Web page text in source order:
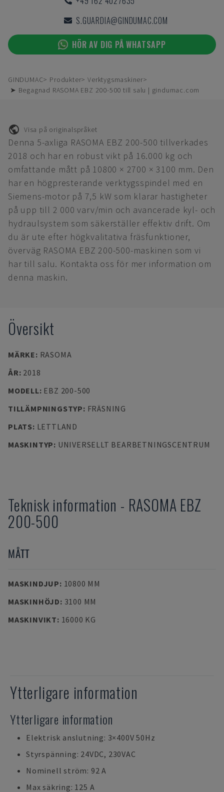
S.GUARDIA@GINDUMAC.COM
HÖR AV DIG PÅ WHATSAPP
GINDUMAC Produkter
Verktygsmaskiner
➤ Begagnad RASOMA EBZ 200-500 till salu | gindumac.com
Visa på originalspråket
Denna 5-axliga RASOMA EBZ 200-500 tillverkades
2018 och har en robust vikt på 16.000 kg och
omfattande mått på 10800 × 2700 × 3100 mm. Den
har en högpresterande verktygsspindel med en
Siemens-motor på 7,5 kW som klarar hastigheter
på upp till 2 000 varv/min och avancerade kyl- och
hydraulsystem som säkerställer effektiv drift. Om
du är ute efter högkvalitativa fräsfunktioner,
överväg RASOMA EBZ 200-500-maskinen som vi
har till salu. Kontakta oss för mer information om
denna maskin.
Översikt
MÄRKE: RASOMA
ÅR: 2018
MODELL: EBZ 200-500
TILLÄMPNINGSTYP: FRÄSNING
PLATS: LETTLAND
MASKINTYP: UNIVERSELLT BEARBETNINGSCENTRUM
Teknisk information - RASOMA EBZ
200-500
MÅTT
MASKINDJUP: 10800 MM
MASKINHÖJD: 3100 MM
MASKINVIKT: 16000 KG
Ytterligare information
Ytterligare information
Elektrisk anslutning: 3×400V 50Hz
Styrspänning: 24VDC, 230VAC
Nominell ström: 92 A
Max säkring: 125 A